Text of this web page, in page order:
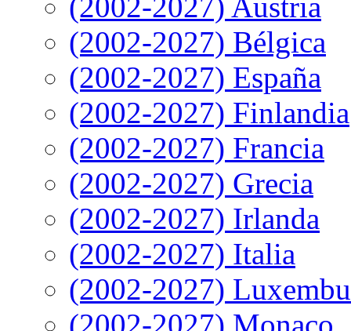
(2002-2027) Bélgica
(2002-2027) España
(2002-2027) Finlandia
(2002-2027) Francia
(2002-2027) Grecia
(2002-2027) Irlanda
(2002-2027) Italia
(2002-2027)
(2002-2027) Monaco